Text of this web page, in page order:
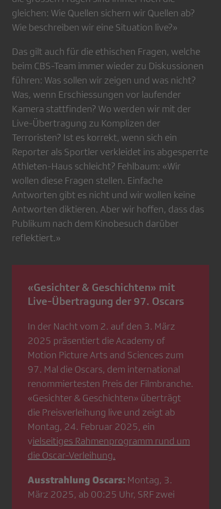
gleichen: Wie Quellen sichern wir Quellen ab?
Wie beschreiben wir eine Situation live?»
Das gilt auch für die ethischen Fragen, welche
beim CBS-Team immer wieder zu Diskussionen
führen: Was sollen wir zeigen und was nicht?
Was, wenn Erschiessungen vor laufender
Kamera stattfinden? Wo werden wir mit der
Live-Übertragung zu Komplizen der
Terroristen? Ist es korrekt, wenn sich ein
Reporter als Sportler verkleidet ins abgesperrte
Athleten-Haus schleicht? Fehlbaum: «Wir
wollen diese Fragen stellen. Einfache
Antworten gibt es nicht und wir wollen keine
Antworten diktieren. Aber wir hoffen, dass das
Publikum nach dem Kinobesuch darüber
reflektiert.»
«Gesichter & Geschichten» mit
Live-Übertragung der 97. Oscars
In der Nacht vom 2. auf den 3. März
2025 präsentiert die Academy of
Motion Picture Arts and Sciences zum
97. Mal die Oscars, dem international
renommiertesten Preis der Filmbranche.
«Gesichter & Geschichten» überträgt
die Preisverleihung live und zeigt ab
Montag, 24. Februar 2025, ein
vielseitiges Rahmenprogramm rund um
die Oscar-Verleihung.
Ausstrahlung Oscars: Montag, 3.
März 2025, ab 00:25 Uhr, SRF zwei